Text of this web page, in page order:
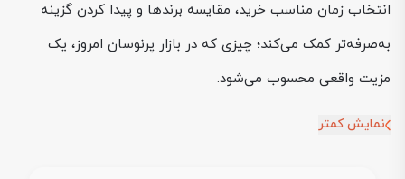
انتخاب زمان مناسب خرید، مقایسه برندها و پیدا کردن گزینه
به‌صرفه‌تر کمک می‌کند؛ چیزی که در بازار پرنوسان امروز، یک
مزیت واقعی محسوب می‌شود.
نمایش کمتر